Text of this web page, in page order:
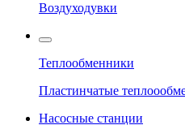
Воздуходувки
Теплообменники
Пластинчатые
Насосные станции